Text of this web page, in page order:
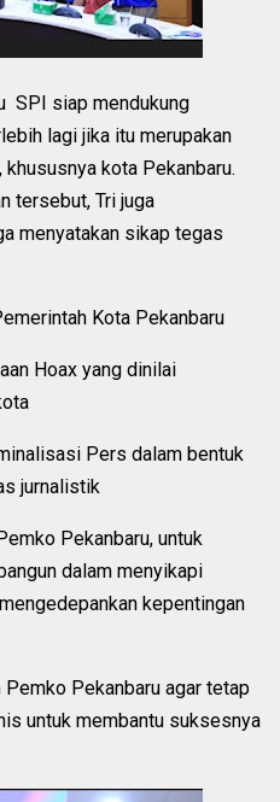
SPI siap mendukung
lagi jika itu merupakan
kota Pekanbaru.
tersebut, Tri juga
menyatakan sikap tegas
Kota Pekanbaru
Hoax yang dinilai
Pers dalam bentuk
jurnalistik
Pekanbaru, untuk
dalam menyikapi
kepentingan
Pekanbaru agar tetap
untuk membantu suksesnya